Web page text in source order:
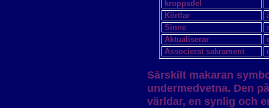
kroppsdel
Körtlar
Sinne
Aktualiserar
Associerat sakrament
Särskilt makaran
undermedvetna. Den
världar, en synlig och